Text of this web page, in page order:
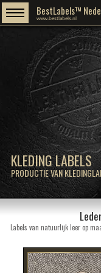
KLEDING LABELS
PRODUCTIE VAN
BestLabels™
www.bestlabels.nl
Labels van natuurlijk leer op